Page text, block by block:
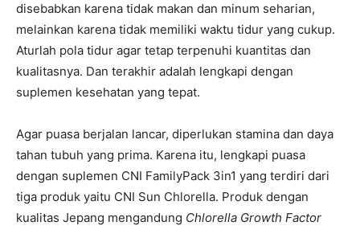
disebabkan karena tidak makan dan minum seharian,
melainkan karena tidak memiliki waktu tidur yang cukup.
Aturlah pola tidur agar tetap terpenuhi kuantitas dan
kualitasnya. Dan terakhir adalah lengkapi dengan
suplemen kesehatan yang tepat.
Agar puasa berjalan lancar, diperlukan stamina dan daya
tahan tubuh yang prima. Karena itu, lengkapi puasa
dengan suplemen CNI FamilyPack 3in1 yang terdiri dari
tiga produk yaitu CNI Sun Chlorella. Produk dengan
kualitas Jepang mengandung Chlorella Growth Factor